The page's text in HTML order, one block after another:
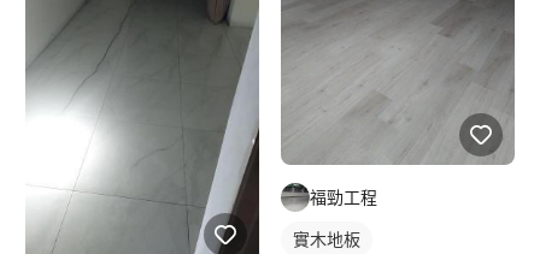
福勁工程
實木地板